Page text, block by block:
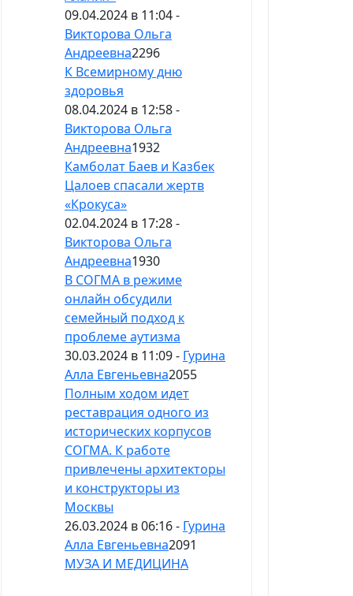
09.04.2024 в 11:04 -
Викторова Ольга
Андреевна2296
К Всемирному дню
здоровья
08.04.2024 в 12:58 -
Викторова Ольга
Андреевна1932
Камболат Баев и Казбек
Цалоев спасали жертв
«Крокуса»
02.04.2024 в 17:28 -
Викторова Ольга
Андреевна1930
В СОГМА в режиме
онлайн обсудили
семейный подход к
проблеме аутизма
30.03.2024 в 11:09 - Гурина
Алла Евгеньевна2055
Полным ходом идет
реставрация одного из
исторических корпусов
СОГМА. К работе
привлечены архитекторы
и конструкторы из
Москвы
26.03.2024 в 06:16 - Гурина
Алла Евгеньевна2091
МУЗА И МЕДИЦИНА